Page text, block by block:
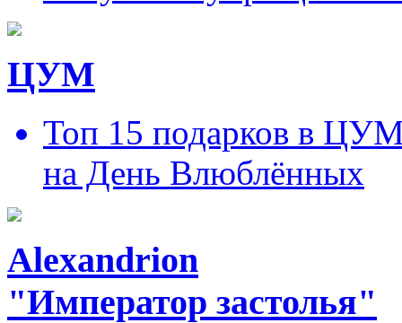
ЦУМ
Топ 15 подарков в
на День Влюблённых
Alexandrion
"Император застолья"